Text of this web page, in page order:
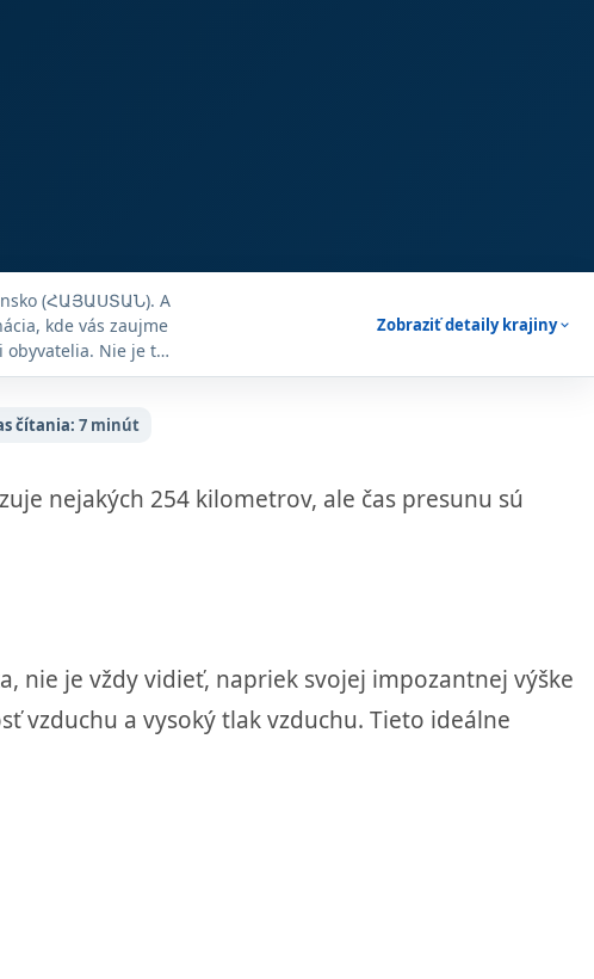
(ՀԱՅԱՍՏԱՆ). A
kde vás zaujme
Nie je to
ovládateľná a tí,
Zobraziť detaily krajinyexpand_more
čítania: 7 minút
nejakých 254 kilometrov, ale čas presunu sú
nie je vždy vidieť, napriek svojej impozantnej výške
vzduchu a vysoký tlak vzduchu. Tieto ideálne